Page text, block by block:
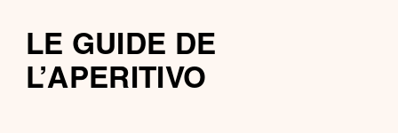
LE GUIDE DE
L’APERITIVO